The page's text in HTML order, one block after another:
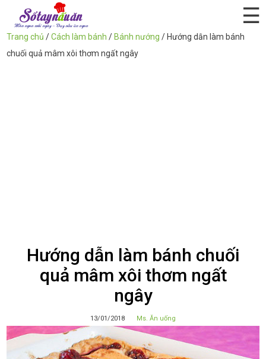
☰
Trang chủ /Cách làm bánh / Bánh nướng / Hướng dẫn làm bánh
chuối quả mâm xôi thơm ngất ngây
Hướng dẫn làm bánh chuối
quả mâm xôi thơm ngất
ngây
13/01/2018 Ms. Ăn uống